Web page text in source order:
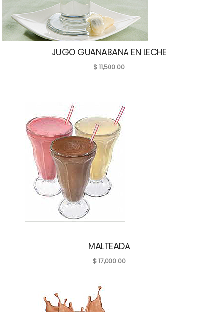
JUGO GUANABANA EN LECHE
$11,500.00
MALTEADA
$17,000.00